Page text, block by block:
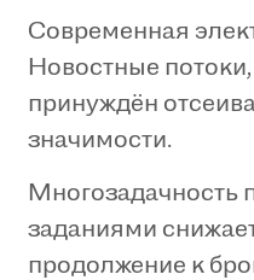
Современная
Новостные
принуждён
значимости.
Многозадачность
заданиями
продолжение к